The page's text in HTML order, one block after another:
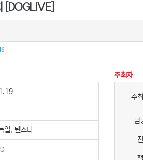
[DOGLIVE]
, 뮌스터
주최자
주
담